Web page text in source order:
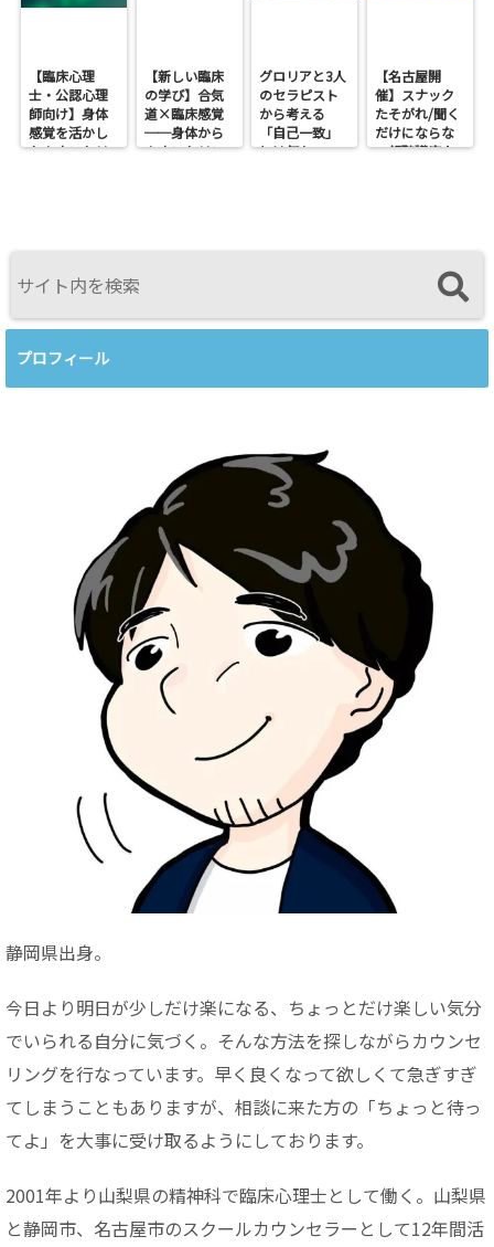
【臨床心理
士・公認心理
師向け】身体
感覚を活かし
たカウンセリ
【新しい臨床
の学び】合気
道×臨床感覚
──身体から
カウンセリン
グロリアと3人
のセラピスト
から考える
「自己一致」
とは何か──
【名古屋開
催】スナック
たそがれ/聞く
だけにならな
い傾聴講座
プロフィール
静岡県出身。
今日より明日が少しだけ楽になる、ちょっとだけ楽しい気分
でいられる自分に気づく。そんな方法を探しながらカウンセ
リングを行なっています。早く良くなって欲しくて急ぎすぎ
てしまうこともありますが、相談に来た方の「ちょっと待っ
てよ」を大事に受け取るようにしております。
2001年より山梨県の精神科で臨床心理士として働く。山梨県
と静岡市、名古屋市のスクールカウンセラーとして12年間活